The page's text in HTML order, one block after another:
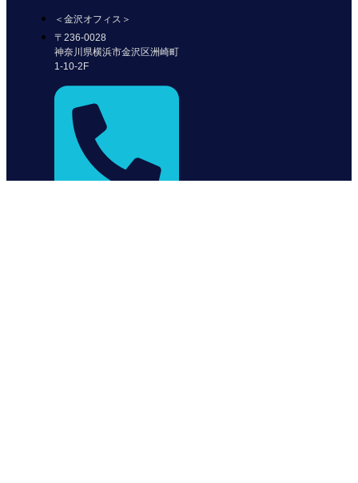
＜金沢オフィス＞
〒236-0028
神奈川県横浜市金沢区洲崎町
1-10-2F